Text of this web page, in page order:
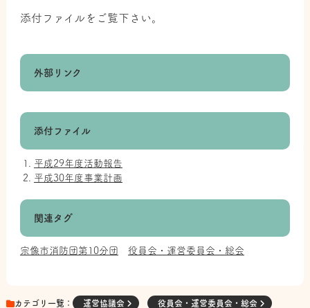
添付ファイルをご覧下さい。
外部リンク
添付ファイル
平成29年度活動報告
平成30年度事業計画
関連タグ
宗像市消防団第10分団 役員会・運営委員会・総会
カテゴリ一覧： 運営協議会 役員会・運営委員会・総会